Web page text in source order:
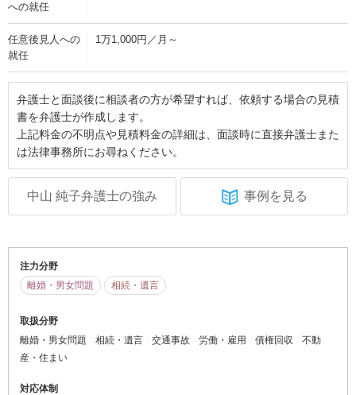
への就任
任意後見人への
就任
1万1,000円／月～
弁護士と面談後に相談者の方が希望すれば、依頼する場合の見積
書を弁護士が作成します。
上記料金の不明点や見積料金の詳細は、面談時に直接弁護士また
は法律事務所にお尋ねください。
中山 純子弁護士の強み 事例を見る
注力分野
離婚・男女問題
相続・遺言
取扱分野
離婚・男女問題
相続・遺言 交通事故 労働・雇用 債権回収
不動
産・住まい
対応体制